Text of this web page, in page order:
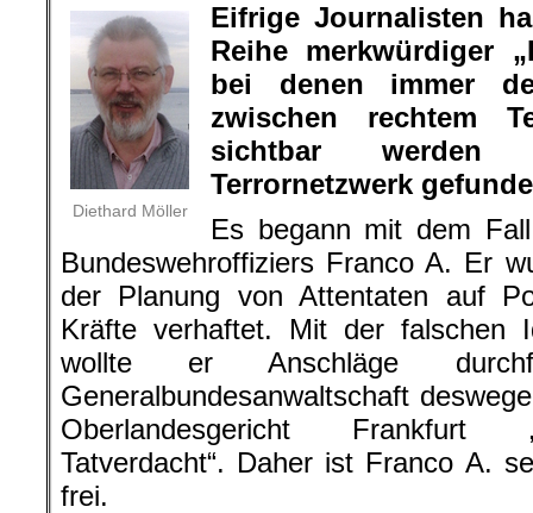
Diethard Möller
Eifrige Journalisten
Reihe merkwürdiger
bei denen immer
zwischen rechtem
sichtbar
Terrornetzwerk
Es begann mit dem
Bundeswehroffiziers Franco A. Er
der Planung von Attentaten auf
Kräfte verhaftet. Mit der falschen
wollte er Anschläge
Generalbundesanwaltschaft
Oberlandesgericht Frankfurt
Tatverdacht“. Daher ist Franco A.
frei.